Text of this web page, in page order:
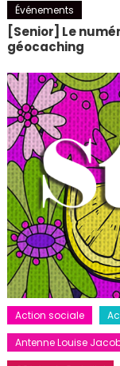
Événements
[Senior] Le
géocaching
Action sociale
Antenne Louise